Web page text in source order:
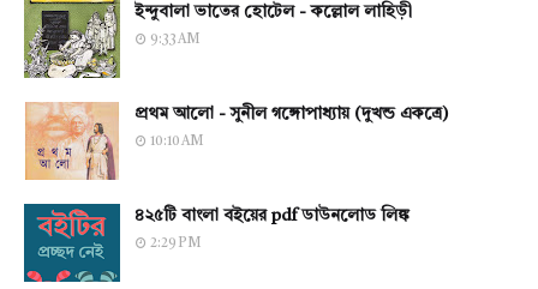
ইন্দুবালা ভাতের হোটেল - কল্লোল লাহিড়ী
9:33 AM
প্রথম আলো - সুনীল গঙ্গোপাধ্যায় (দুখন্ড একত্রে)
10:10 AM
৪২৫টি বাংলা বইয়ের pdf ডাউনলোড লিঙ্ক
2:29 PM